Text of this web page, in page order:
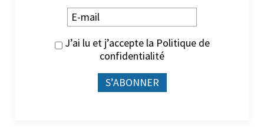
J’ai lu et j’accepte la Politique de
confidentialité